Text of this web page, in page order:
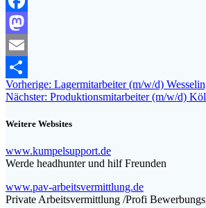
Facebook
Mastodon
Email
Teilen
Beitragsnavigation
Vorherige: Vorheriger
Beitrag:
Lagermitarbeiter (m/w/d)
Nächster: Nächster
Produktionsmitarbeiter (m/w/d)
Weitere Websites
www.kumpelsupport.de
Werde headhunter und hilf Freunden
www.pav-arbeitsvermittlung.de
Private Arbeitsvermittlung /Profi